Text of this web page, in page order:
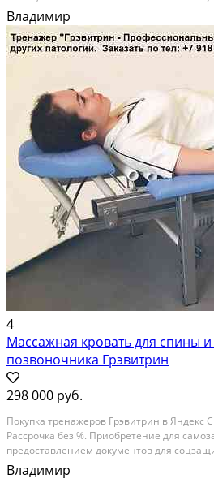
Владимир
4
Массажная кровать для спины
позвоночника Грэвитрин
298 000 руб.
Покупка тренажеров Грэвитрин в
Рассрочка без %. Приобретение для
предоставлением документов для
ГРЭВИТРИН - тренажер-кушетка для
позвоночника Грэвитрин
Владимир